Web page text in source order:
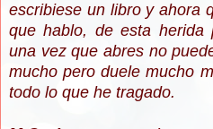
escribiese un libro y ahora
que hablo, de esta
una vez que abres no
mucho pero duele mucho
todo lo que he tragado.